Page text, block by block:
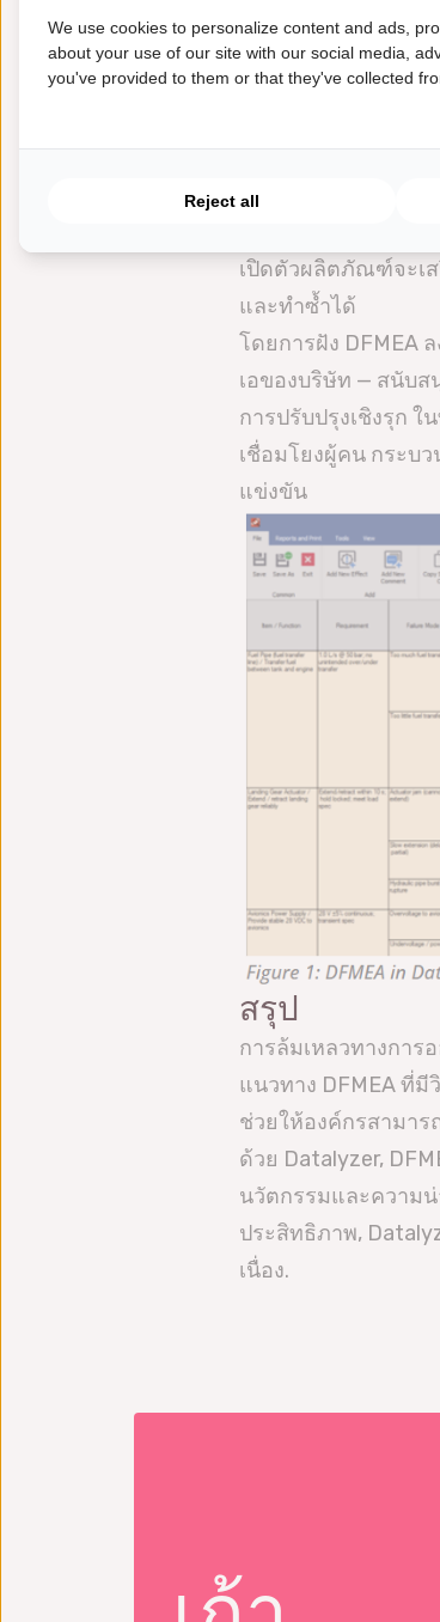
เชื่อมโยงการออ
การดำเนินการป้
ไว้เกิดขึ้นจริงใ
ระบบป้อนกลับอย่าง
เปิดตัวผลิตภัณฑ์จะเ
และทำซ้ำได้
โดยการฝัง DFMEA
เอของบริษัท — สนับ
การปรับปรุงเชิงรุก
เชื่อมโยงผู้คน กระบ
แข่งขัน
สรุป
การล้มเหลวทางกา
แนวทาง DFMEA ที่
ช่วยให้องค์กรสามา
ด้วย Datalyzer,
นวัตกรรมและความ
ประสิทธิภาพ,
เนื่อง.
We use cookies to personalize content and ads,
about your use of our site with our social media,
you've provided to them or that they've collected
Reject all